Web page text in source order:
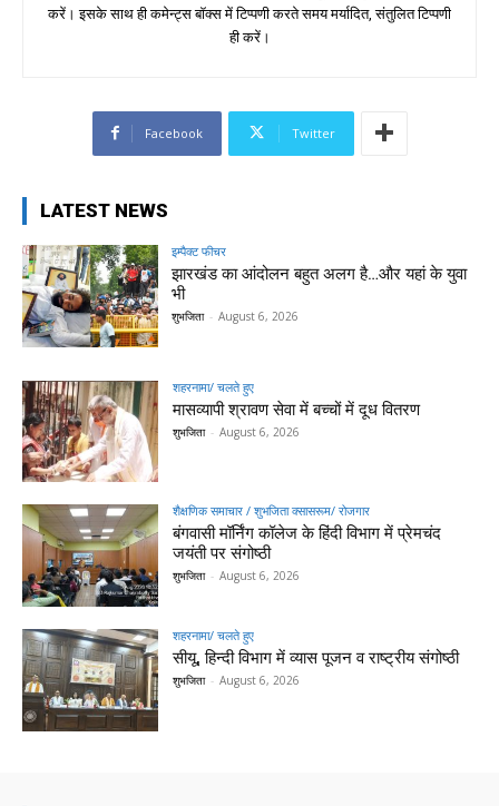
करें। इसके साथ ही कमेन्ट्स बॉक्स में टिप्पणी करते समय मर्यादित, संतुलित टिप्पणी
ही करें।
Facebook Twitter
LATEST NEWS
इम्पैक्ट फीचर
झारखंड का आंदोलन बहुत अलग है…और यहां के युवा
भी
शुभजिता - August 6, 2026
शहरनामा/ चलते हुए
मासव्यापी श्रावण सेवा में बच्चों में दूध वितरण
शुभजिता - August 6, 2026
शैक्षणिक समाचार / शुभजिता क्सासरूम/ रोजगार
बंगवासी मॉर्निंग कॉलेज के हिंदी विभाग में प्रेमचंद
जयंती पर संगोष्ठी
शुभजिता - August 6, 2026
शहरनामा/ चलते हुए
सीयू, हिन्दी विभाग में व्यास पूजन व राष्ट्रीय संगोष्ठी
शुभजिता - August 6, 2026